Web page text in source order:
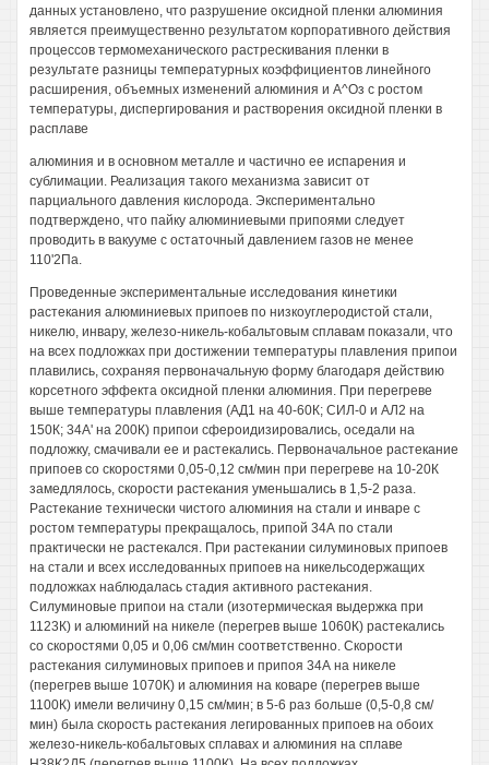
данных установлено, что разрушение оксидной пленки алюминия
является преимущественно результатом корпоративного действия
процессов термомеханического растрескивания пленки в
результате разницы температурных коэффициентов линейного
расширения, объемных изменений алюминия и А^Оз с ростом
температуры, диспергирования и растворения оксидной пленки в
расплаве
алюминия и в основном металле и частично ее испарения и
сублимации. Реализация такого механизма зависит от
парциального давления кислорода. Экспериментально
подтверждено, что пайку алюминиевыми припоями следует
проводить в вакууме с остаточный давлением газов не менее
110'2Па.
Проведенные экспериментальные исследования кинетики
растекания алюминиевых припоев по низкоуглеродистой стали,
никелю, инвару, железо-никель-кобальтовым сплавам показали, что
на всех подложках при достижении температуры плавления припои
плавились, сохраняя первоначальную форму благодаря действию
корсетного эффекта оксидной пленки алюминия. При перегреве
выше температуры плавления (АД1 на 40-60К; СИЛ-0 и АЛ2 на
150К; 34А' на 200К) припои сфероидизировались, оседали на
подложку, смачивали ее и растекались. Первоначальное растекание
припоев со скоростями 0,05-0,12 см/мин при перегреве на 10-20К
замедлялось, скорости растекания уменьшались в 1,5-2 раза.
Растекание технически чистого алюминия на стали и инваре с
ростом температуры прекращалось, припой 34А по стали
практически не растекался. При растекании силуминовых припоев
на стали и всех исследованных припоев на никельсодержащих
подложках наблюдалась стадия активного растекания.
Силуминовые припои на стали (изотермическая выдержка при
1123К) и алюминий на никеле (перегрев выше 1060К) растекались
со скоростями 0,05 и 0,06 см/мин соответственно. Скорости
растекания силуминовых припоев и припоя 34А на никеле
(перегрев выше 1070К) и алюминия на коваре (перегрев выше
1100К) имели величину 0,15 см/мин; в 5-6 раз больше (0,5-0,8 см/
мин) была скорость растекания легированных припоев на обоих
железо-никель-кобальтовых сплавах и алюминия на сплаве